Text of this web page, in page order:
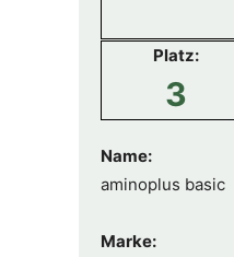
Platz:
3
Name:
aminoplus basic
Marke: